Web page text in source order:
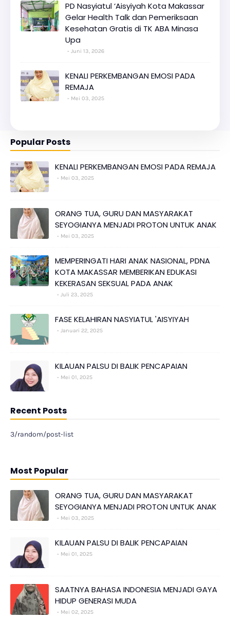
PD Nasyiatul ‘Aisyiyah Kota Makassar
Gelar Health Talk dan Pemeriksaan
Kesehatan Gratis di TK ABA Minasa
Upa
Juni 13, 2026
KENALI PERKEMBANGAN EMOSI PADA
REMAJA
Mei 03, 2025
Popular Posts
KENALI PERKEMBANGAN EMOSI PADA REMAJA
Mei 03, 2025
ORANG TUA, GURU DAN MASYARAKAT
SEYOGIANYA MENJADI PROTON UNTUK ANAK
Mei 03, 2025
MEMPERINGATI HARI ANAK NASIONAL, PDNA
KOTA MAKASSAR MEMBERIKAN EDUKASI
KEKERASAN SEKSUAL PADA ANAK
Juli 23, 2025
FASE KELAHIRAN NASYIATUL 'AISYIYAH
Januari 22, 2025
KILAUAN PALSU DI BALIK PENCAPAIAN
Mei 01, 2025
Recent Posts
3/random/post-list
Most Popular
ORANG TUA, GURU DAN MASYARAKAT
SEYOGIANYA MENJADI PROTON UNTUK ANAK
Mei 03, 2025
KILAUAN PALSU DI BALIK PENCAPAIAN
Mei 01, 2025
SAATNYA BAHASA INDONESIA MENJADI GAYA
HIDUP GENERASI MUDA
Mei 02, 2025